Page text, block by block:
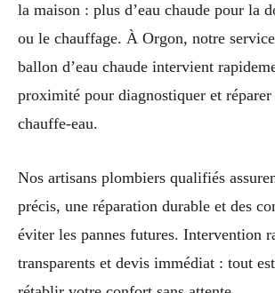
la maison : plus d’eau chaude pour la
ou le chauffage. À Orgon, notre
ballon d’eau chaude intervient
proximité pour diagnostiquer et réparer
chauffe-eau.
Nos artisans plombiers qualifiés
précis, une réparation durable et des
éviter les pannes futures. Intervention
transparents et devis immédiat : tout